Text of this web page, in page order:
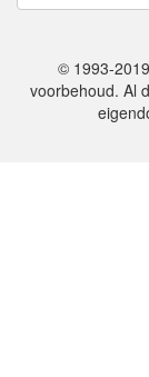
© 1993-
voorbehoud. Al